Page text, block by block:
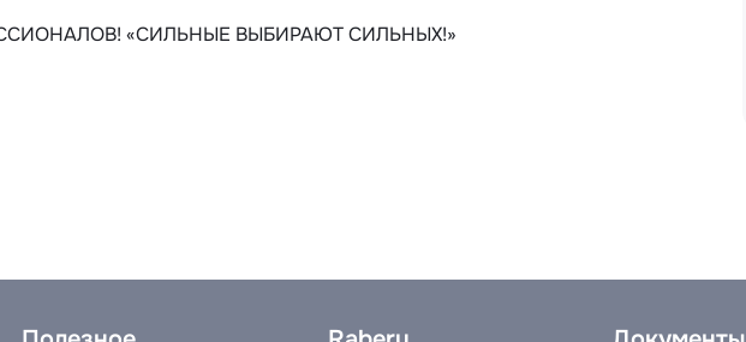
«СИЛЬНЫЕ ВЫБИРАЮТ СИЛЬНЫХ!»